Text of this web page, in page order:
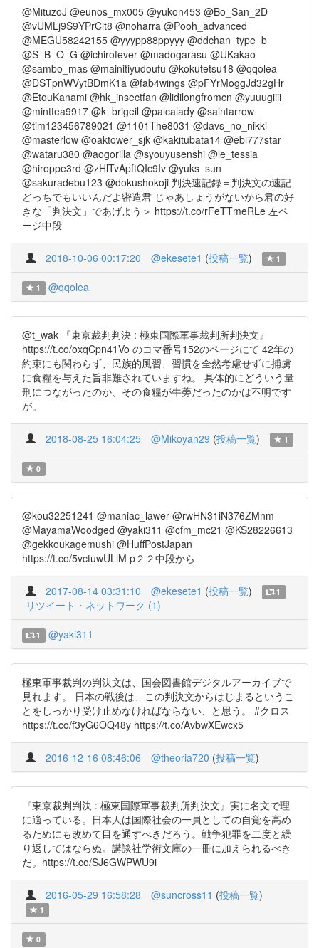
@MituzoJ @eunos_mx005 @yukon453 @Bo_San_2D
@vUMLj9S9YPrCit8 @noharra @Pooh_advanced
@MEGU58242155 @yyypp88ppyyy @ddchan_type_b
@S_B_O_G @ichirofever @madogarasu @UKakao
@sambo_mas @mainitiyudoufu @kokutetsu18 @qqolea
@DSTpnWVytBDmK1a @fab4wings @pFYrMoggJd32gHr
@EtouKanami @hk_insectfan @lidilongfromcn @yuuugiiii
@minttea9917 @k_brigeil @palcalady @saintarrow
@tim123456789021 @1101The8031 @davs_no_nikki
@masterlow @oaktower_sjk @kakitubata14 @ebi777star
@wataru380 @aogorilla @syouyusenshi @le_tessia
@hiroppe3rd @zHlTvApftQIc9Iv @yuks_sun
@sakuradebu123 @dokushokoji 判決速記録＝判決文の速記
どっちでもいいんだよ密造君 じゃあしょうがないから君の好
きな「判決文」であげよう＞ https://t.co/rFeTTmeRLe 左ペ
ージ中段
2018-10-06 00:17:20 @ekesete1 (投稿一覧) 1
1 @qqolea
@t_wak 『東京裁判判決 : 極東国際軍事裁判所判決文』
https://t.co/oxqCpn41Vo のコマ番号152のページにて 42年の
約束にも関わらず、民族的風習、習慣を全然考慮せずに捕虜
に食糧を与えた旨非難されていますね。 具体的にどういう量
刑につながったのか、その食糧が牛蒡だったのかは不明です
が。
2018-08-25 16:04:25 @Mikoyan29 (投稿一覧) 1
0
@kou32251241 @maniac_lawer @rwHN31iN376ZMnm
@MayamaWoodged @yaki311 @cfm_mc21 @KS28226613
@gekkoukagemushi @HuffPostJapan
https://t.co/5vctuwULlM p２２中段から
2017-08-14 03:31:10 @ekesete1 (投稿一覧) 1
リツイート・ネットワーク (1)
1 @yaki311
極東軍事裁判の判決文は、国会図書館デジタルアーカイブで
見れます。 日本の戦後は、この判決文からはじまるというこ
とをしっかり受け止めなければならない、と思う。 #クロス
https://t.co/f3yG6OQ48y https://t.co/AvbwXEwcx5
2016-12-16 08:46:06 @theoria720 (投稿一覧)
『東京裁判判決 : 極東国際軍事裁判所判決文』実に名文で理
に適っている。日本人は国際社会の一員としての自覚を高め
るためにも改めて目を通すべきだろう。戦争犯罪を二度と繰
り返してはならぬ。講談社学術文庫の一冊に加えられるべき
だ。https://t.co/SJ6GWPWU9i
2016-05-29 16:58:28 @suncross11 (投稿一覧)
1
0